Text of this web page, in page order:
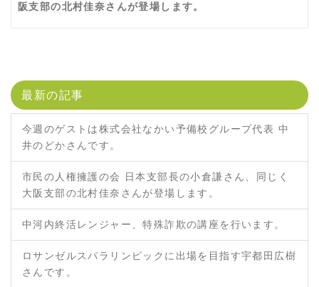
阪支部の北村佳奈さんが登場します。
最新の記事
今週のゲストは株式会社なかい予備校グループ代表 中
井のどかさんです。
市民の人権擁護の会 日本支部長の小倉謙さん、同じく
大阪支部の北村佳奈さんが登場します。
中河内終活レンジャー、特殊詐欺の講座を行います。
ロサンゼルスパラリンピックに出場を目指す宇都田広樹
さんです。